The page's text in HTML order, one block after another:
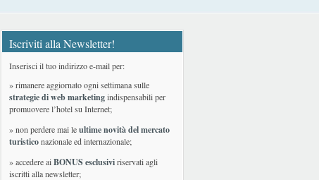
Iscriviti alla Newsletter!
Inserisci il tuo indirizzo e-mail per:
» rimanere aggiornato ogni settimana sulle
strategie di web marketingindispensabili per
promuovere l’hotel su Internet;
» non perdere mai leultime novità del mercato
turisticonazionale ed internazionale;
» accedere aiBONUS esclusiviriservati agli
iscritti alla newsletter;